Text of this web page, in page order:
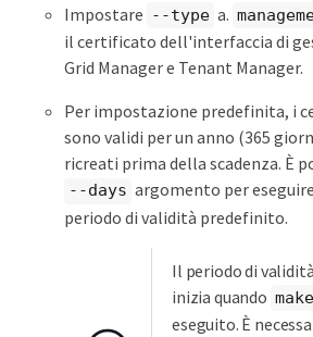
Impostare --type a.
il certificato dell'interfaccia di
Grid Manager e Tenant Manager.
Per impostazione predefinita, i
sono validi per un anno (365
ricreati prima della scadenza. È
--days argomento per
periodo di validità predefinito.
Il periodo di
inizia quando
eseguito. È